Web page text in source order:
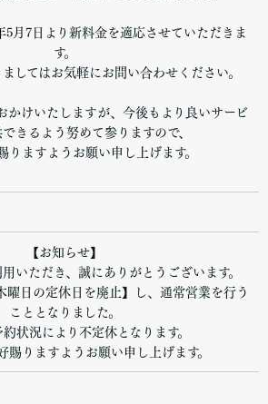
5月7日より新料金を適応させていただきま
す。
してはお気軽にお問い合わせください。
かけいたしますが、今後もより良いサービ
きるよう努めて参りますので、
りますようお願い申し上げます。
【お知らせ】
いただき、誠にありがとうございます。
曜日の定休日を廃止】し、通常営業を行う
こととなりました。
状況により不定休となります。
賜りますようお願い申し上げます。